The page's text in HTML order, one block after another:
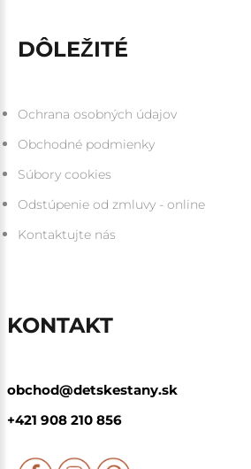
DÔLEŽITÉ
Ochrana osobných údajov
Obchodné podmienky
Súbory cookies
Odstúpenie od zmluvy - online
Kontaktujte nás
KONTAKT
obchod@detskestany.sk
+421 908 210 856